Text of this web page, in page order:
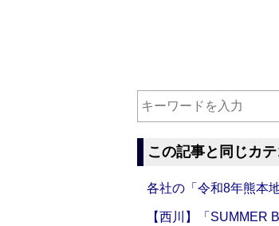
この記事と同じカ
各社の「令和8年熊本
【西川】「SUMMER